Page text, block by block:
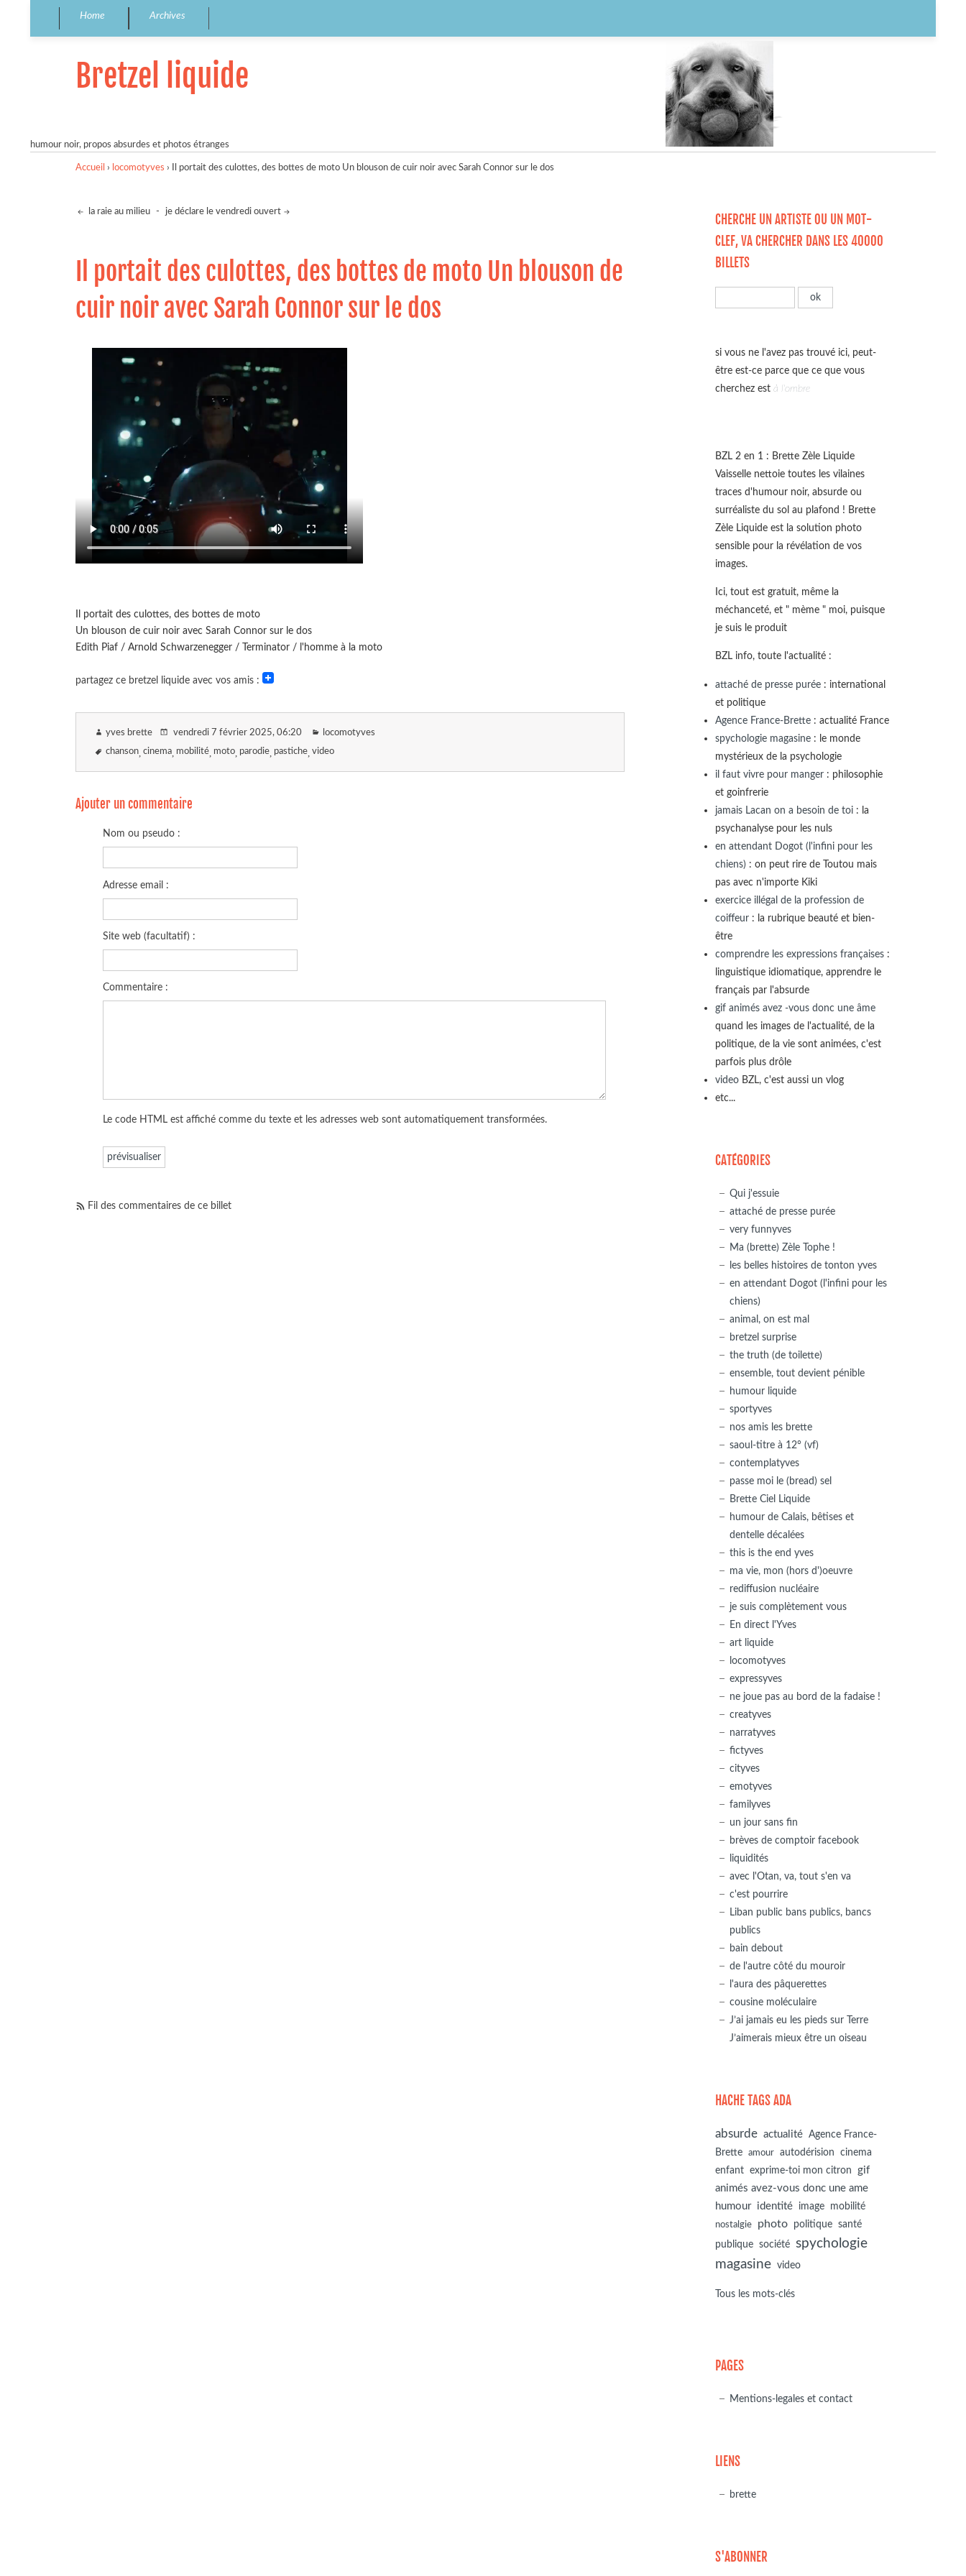
Home Archives
Bretzel liquide
humour noir, propos absurdes et photos étranges
Accueil › locomotyves › Il portait des culottes, des bottes de moto Un blouson de cuir noir avec Sarah Connor sur le dos
la raie au milieu - je déclare le vendredi ouvert
Il portait des culottes, des bottes de moto Un blouson de
cuir noir avec Sarah Connor sur le dos
Il portait des culottes, des bottes de moto
Un blouson de cuir noir avec Sarah Connor sur le dos
Edith Piaf / Arnold Schwarzenegger / Terminator / l'homme à la moto
partagez ce bretzel liquide avec vos amis :
yves brette vendredi 7 février 2025, 06:20 locomotyves
chanson cinema mobilité moto parodie pastiche video
Ajouter un commentaire
Nom ou pseudo :
Adresse email :
Site web (facultatif) :
Commentaire :
Le code HTML est affiché comme du texte et les adresses web sont automatiquement transformées.
Fil des commentaires de ce billet
CHERCHE UN ARTISTE OU UN MOT-
CLEF, VA CHERCHER DANS LES 40000
BILLETS
si vous ne l'avez pas trouvé ici, peut-
être est-ce parce que ce que vous
cherchez està l'ombre
BZL 2 en 1 : Brette Zèle Liquide
Vaisselle nettoie toutes les vilaines
traces d'humour noir, absurde ou
surréaliste du sol au plafond ! Brette
Zèle Liquide est la solution photo
sensible pour la révélation de vos
images.
Ici, tout est gratuit, même la
méchanceté, et " mème " moi, puisque
je suis le produit
BZL info, toute l'actualité :
attaché de presse purée : international
et politique
Agence France-Brette : actualité France
spychologie magasine : le monde
mystérieux de la psychologie
il faut vivre pour manger : philosophie
et goinfrerie
jamais Lacan on a besoin de toi : la
psychanalyse pour les nuls
en attendant Dogot (l'infini pour les
chiens) : on peut rire de Toutou mais
pas avec n'importe Kiki
exercice illégal de la profession de
coiffeur : la rubrique beauté et bien-
être
comprendre les expressions françaises :
linguistique idiomatique, apprendre le
français par l'absurde
gif animés avez -vous donc une âme
quand les images de l'actualité, de la
politique, de la vie sont animées, c'est
parfois plus drôle
video BZL, c'est aussi un vlog
etc...
CATÉGORIES
Qui j'essuie
attaché de presse purée
very funnyves
Ma (brette) Zèle Tophe !
les belles histoires de tonton yves
en attendant Dogot (l'infini pour les
chiens)
animal, on est mal
bretzel surprise
the truth (de toilette)
ensemble, tout devient pénible
humour liquide
sportyves
nos amis les brette
saoul-titre à 12° (vf)
contemplatyves
passe moi le (bread) sel
Brette Ciel Liquide
humour de Calais, bêtises et
dentelle décalées
this is the end yves
ma vie, mon (hors d')oeuvre
rediffusion nucléaire
je suis complètement vous
En direct l'Yves
art liquide
locomotyves
expressyves
ne joue pas au bord de la fadaise !
creatyves
narratyves
fictyves
cityves
emotyves
familyves
un jour sans fin
brèves de comptoir facebook
liquidités
avec l'Otan, va, tout s'en va
c'est pourrire
Liban public bans publics, bancs
publics
bain debout
de l'autre côté du mouroir
l'aura des pâquerettes
cousine moléculaire
J’ai jamais eu les pieds sur Terre
J’aimerais mieux être un oiseau
HACHE TAGS ADA
absurde actualité Agence France-
Brette
amour autodérision
cinema
enfant exprime-toi mon citron
gif
animés avez-vous donc une ame
humour identité image mobilité
nostalgie photo politique santé
publique société spychologie
magasine video
Tous les mots-clés
PAGES
Mentions-legales et contact
LIENS
brette
S'ABONNER